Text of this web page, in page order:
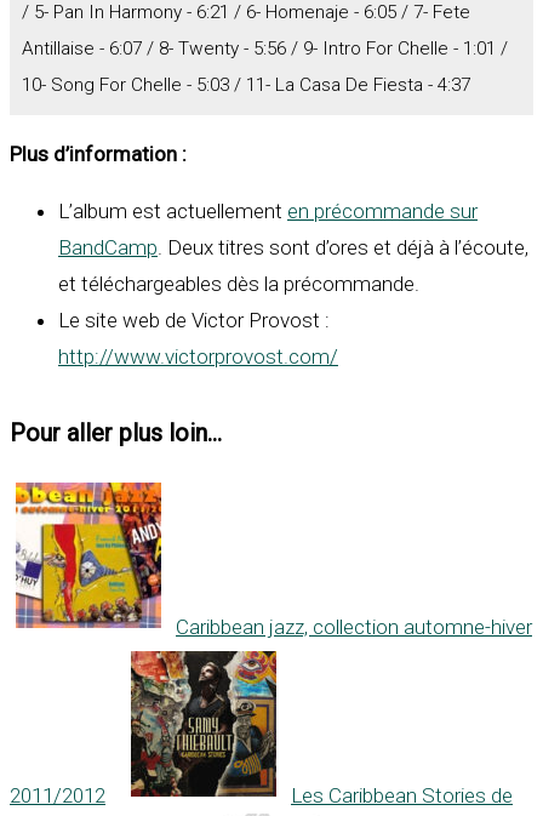
/ 5- Pan In Harmony - 6:21 / 6- Homenaje - 6:05 / 7- Fete
Antillaise - 6:07 / 8- Twenty - 5:56 / 9- Intro For Chelle - 1:01 /
10- Song For Chelle - 5:03 / 11- La Casa De Fiesta - 4:37
Plus d’information :
L’album est actuellement en précommande sur
BandCamp. Deux titres sont d’ores et déjà à l’écoute,
et téléchargeables dès la précommande.
Le site web de Victor Provost :
http://www.victorprovost.com/
Pour aller plus loin...
Caribbean jazz, collection automne-hiver
2011/2012 Les Caribbean Stories de